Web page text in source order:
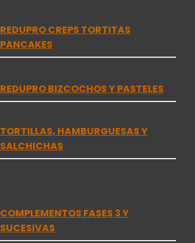
REDUPRO CREPS TORTITAS
PANCAKES
REDUPRO BIZCOCHOS Y PASTELES
TORTILLAS, HAMBURGUESAS Y
SALCHICHAS
COMPLEMENTOS FASES 3 Y
SUCESIVAS